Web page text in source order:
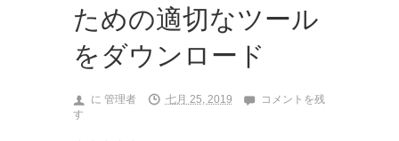
ための適切なツール
をダウンロード
に 管理者 七月 25, 2019
コメントを残
す